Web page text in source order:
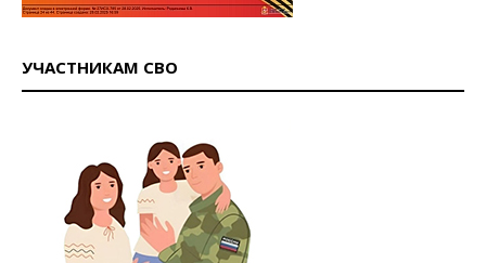
УЧАСТНИКАМ СВО